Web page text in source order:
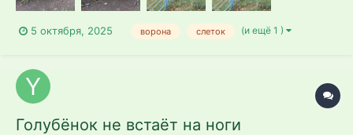
5 октября, 2025 ворона слеток (и ещё 1 )
Голубёнок не встаёт на ноги